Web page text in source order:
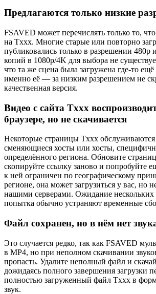
Предлагаются только низкие
FSAVED может перечислять только то,
на Txxx. Многие старые или повторно
публиковались только в разрешении 480p
копий в 1080p/4K для выбора не
что та же сцена была загружена где-то
именно её — за низким разрешением не
качественная версия.
Видео с сайта Txxx
браузере, но не скачивается
Некоторые страницы Txxx обслуживаются
сменяющиеся хосты или хосты,
определённого региона. Обновите
скопируйте ссылку заново и попробуйте
к ней ограничен по географическому
регионе, она может загрузиться у вас, но
нашими серверами. Ожидание нескольких
попытка обычно устраняют временные
Файл сохранен, но в нём нет
Это случается редко, так как FSAVED
в MP4, но при неполном скачивании
пропасть. Удалите неполный файл и
дожидаясь полного завершения загрузки
полностью загруженный файл Txxx в
звук.